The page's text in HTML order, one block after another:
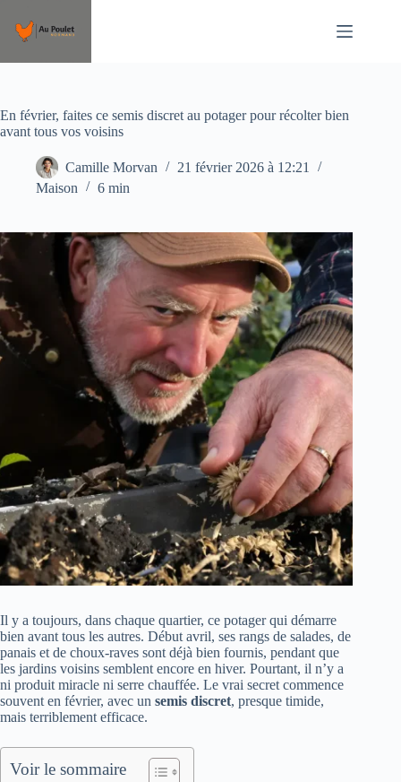
contenu
En février, faites ce semis discret au potager pour récolter bien
avant tous vos voisins
Camille Morvan
21 février 2026 à 12:21
Maison
6 min
Il y a toujours, dans chaque quartier, ce potager qui démarre
bien avant tous les autres. Début avril, ses rangs de salades, de
panais et de choux-raves sont déjà bien fournis, pendant que
les jardins voisins semblent encore en hiver. Pourtant, il n’y a
ni produit miracle ni serre chauffée. Le vrai secret commence
souvent en février, avec un semis discret, presque timide,
mais terriblement efficace.
Voir le sommaire